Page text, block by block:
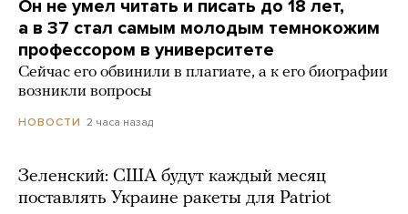
Он не умел читать и писать до 18 лет,
а в 37 стал самым молодым темнокожим
профессором в университете
Сейчас его обвинили в плагиате, а к его биографии
возникли вопросы
НОВОСТИ 2 часа назад
Зеленский: США будут каждый месяц
поставлять Украине ракеты для Patriot